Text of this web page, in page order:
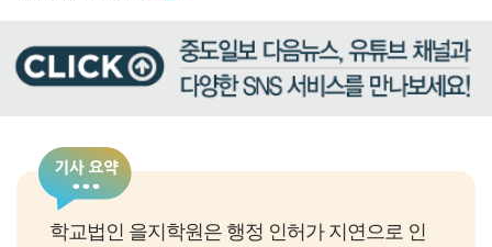
학교법인 을지학원은 행정 인허가 지연으로 인